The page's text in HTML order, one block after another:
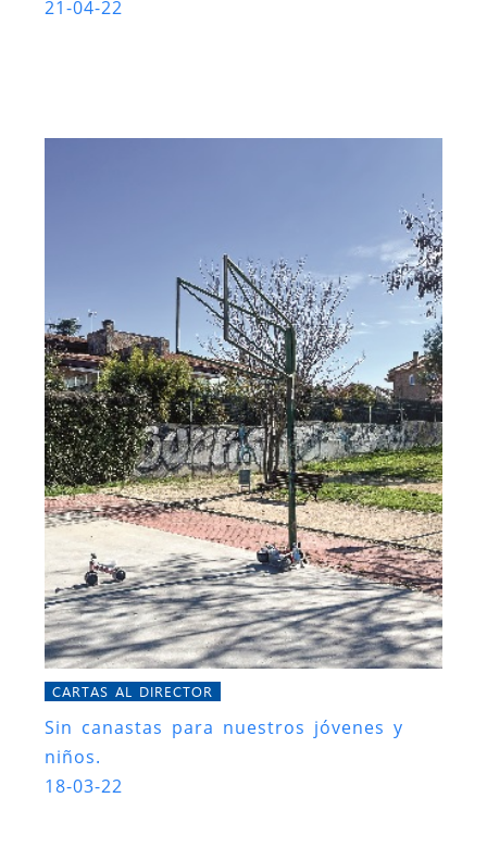
21-04-22
CARTAS AL DIRECTOR
Sin canastas para nuestros jóvenes y
niños.
18-03-22